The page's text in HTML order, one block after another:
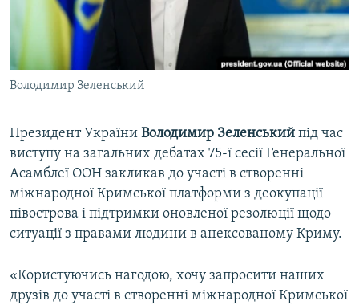
СВІДЧЕННЯ ОКУПАЦІЇ
УКРАЇНСЬКА ПРОБЛЕМА КРИМУ
ІНФОГРАФІКА
Qırımtatar
ДОЛУЧАЙСЯ!
Усі сайти RFE/RL
Володимир Зеленський
Президент України Володимир Зеленський під час
виступу на загальних дебатах 75-ї сесії Генеральної
Асамблеї ООН закликав до участі в створенні
міжнародної Кримської платформи з деокупації
півострова і підтримки оновленої резолюції щодо
ситуації з правами людини в анексованому Криму.
«Користуючись нагодою, хочу запросити наших
друзів до участі в створенні міжнародної Кримської